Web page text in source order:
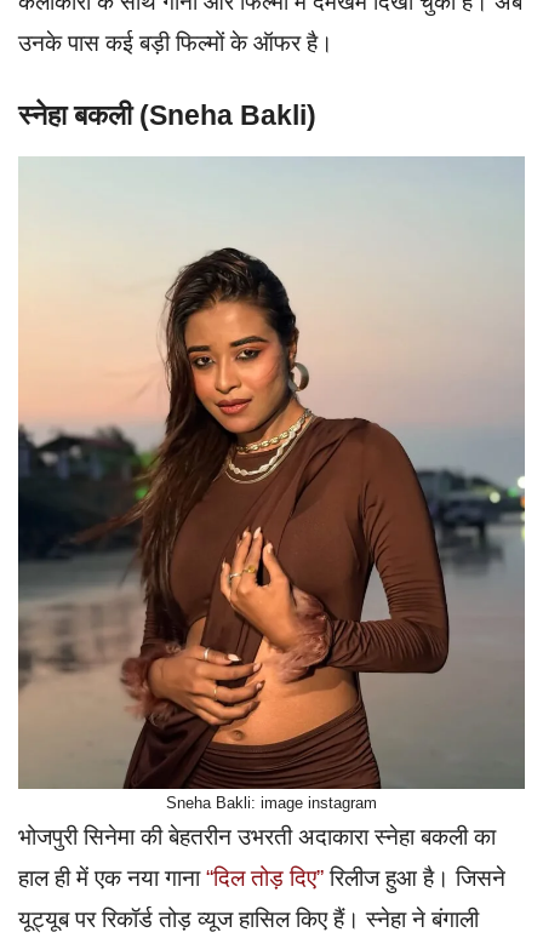
उनके पास कई बड़ी फिल्मों के ऑफर है।
स्नेहा बकली (Sneha Bakli)
Sneha Bakli: image instagram
भोजपुरी सिनेमा की बेहतरीन उभरती अदाकारा स्नेहा बकली का
हाल ही में एक नया गाना“दिल तोड़ दिए”रिलीज हुआ है। जिसने
यूट्यूब पर रिकॉर्ड तोड़ व्यूज हासिल किए हैं। स्नेहा ने बंगाली